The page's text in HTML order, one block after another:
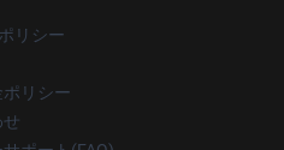
リシー
リシー